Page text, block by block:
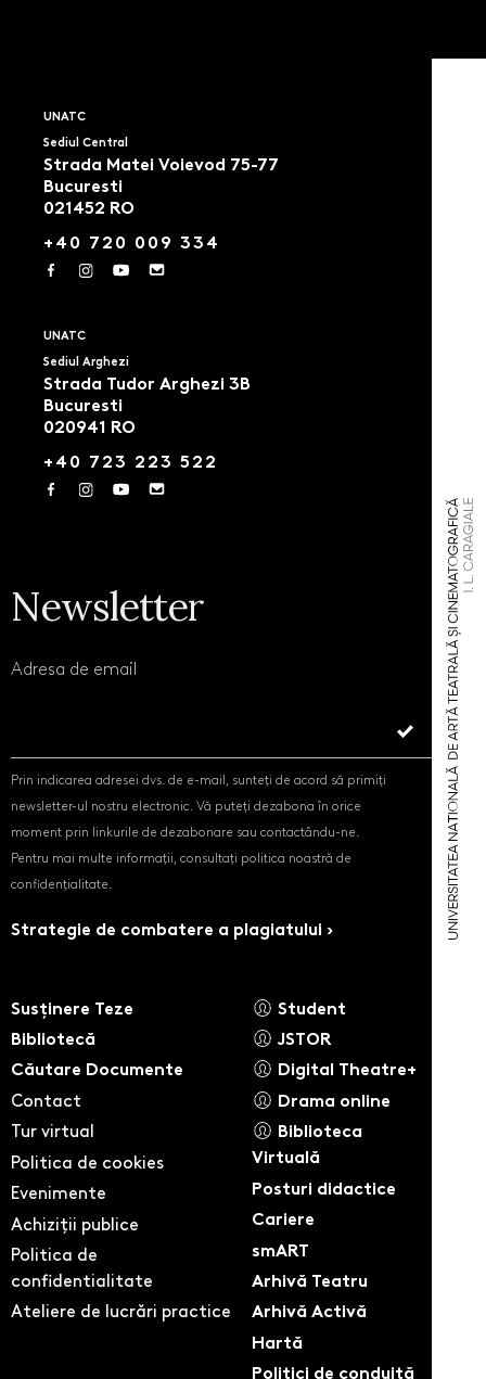
UNATC
Sediul Central
Strada Matei Voievod 75-77
Bucuresti
021452 RO
+40 720 009 334
UNATC
Sediul Arghezi
Strada Tudor Arghezi 3B
Bucuresti
020941 RO
+40 723 223 522
Newsletter
Adresa de email
Prin indicarea adresei dvs. de e-mail, sunteți de acord să primiți
newsletter-ul nostru electronic. Vă puteți dezabona în orice
moment prin linkurile de dezabonare sau contactându-ne.
Pentru mai multe informații, consultați politica noastră de
confidențialitate.
Strategie de combatere a plagiatului ›
Susținere Teze
Bibliotecă
Căutare Documente
Contact
Tur virtual
Politica de cookies
Evenimente
Achiziții publice
Politica de
confidentialitate
Ateliere de lucrări practice
Student
JSTOR
Digital Theatre+
Drama online
Biblioteca
Virtuală
Posturi didactice
Cariere
smART
Arhivă Teatru
Arhivă Activă
Hartă
Politici de conduită